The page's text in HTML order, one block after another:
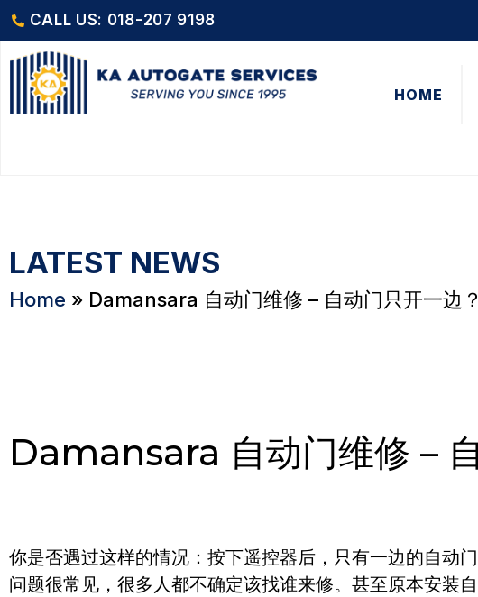
CALL US: 018-207 9198
HOME
LATEST NEWS
Home » Damansara 自动门维修 – 自动门只开一边
Damansara 自动门维修 –
你是否遇过这样的情况：按下遥控器后，只有一边的自动
问题很常见，很多人都不确定该找谁来修。甚至原本安装